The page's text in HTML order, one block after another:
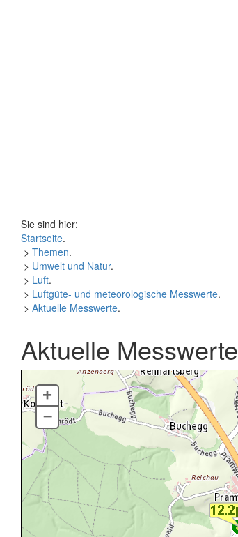
Sie sind hier:
Startseite.
> Themen.
> Umwelt und Natur.
> Luft.
> Luftgüte- und meteorologische Messwerte.
> Aktuelle Messwerte.
Aktuelle Messwerte
+
–